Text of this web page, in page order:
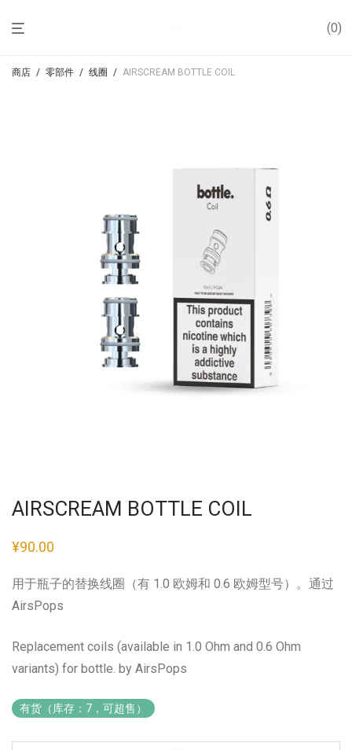
0
商店 / 零部件 / 线圈 / AIRSCREAM BOTTLE COIL
AIRSCREAM BOTTLE COIL
¥90.00
用于瓶子的替换线圈（有 1.0 欧姆和 0.6 欧姆型号）。通过
AirsPops
Replacement coils (available in 1.0 Ohm and 0.6 Ohm
variants) for bottle. by AirsPops
有货（库存：7，可超售）